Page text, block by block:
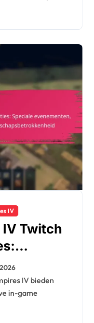
IV
IV Twitch
in-game